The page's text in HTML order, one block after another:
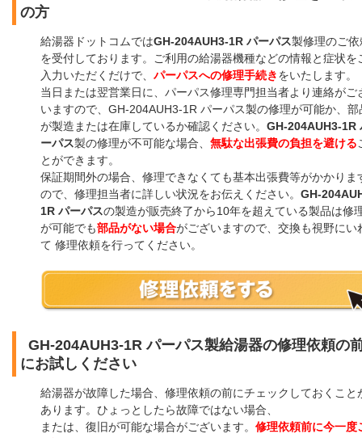
の方
給湯器ドットコムではGH-204AUH3-1R パーパス製修理のご依
を受付しております。ご利用の給湯器機種などの情報と症状を
入力いただくだけで、 パーパスへの修理手続きをいたします。
当日または翌営業日に、パーパス修理専門担当者より連絡がご
いますので、GH-204AUH3-1R パーパス製の修理が可能か、部
が製造または在庫しているか確認ください。 GH-204AUH3-1R
ーパス製の修理が不可能な場合、 無駄な出張費の負担を避ける
とができます。
保証期間外の場合、修理できなくても基本出張費等がかかりま
ので、修理担当者に詳しい状況をお伝えください。 GH-
1R パーパスの製造が販売終了から10年を超えている製品は修
が可能でも部品がない場合がございますので、交換も視野にい
て 修理依頼を行ってください。
GH-204AUH3-1R パーパス製給湯器の修理依頼の
にお試しください
給湯器が故障した場合、修理依頼の前にチェックしておくこと
あります。ひょっとしたら故障ではない場合、
または、復旧が可能な場合がございます。 修理依頼前に今一度